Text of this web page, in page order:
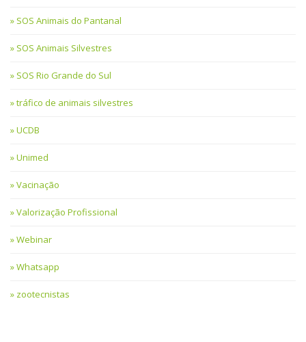
SOS Animais do Pantanal
SOS Animais Silvestres
SOS Rio Grande do Sul
tráfico de animais silvestres
UCDB
Unimed
Vacinação
Valorização Profissional
Webinar
Whatsapp
zootecnistas